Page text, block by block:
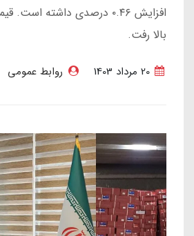
افزایش ۰.۴۶ درصدی داشته
بالا رفت.
20 مرداد 1403 روابط عمومی